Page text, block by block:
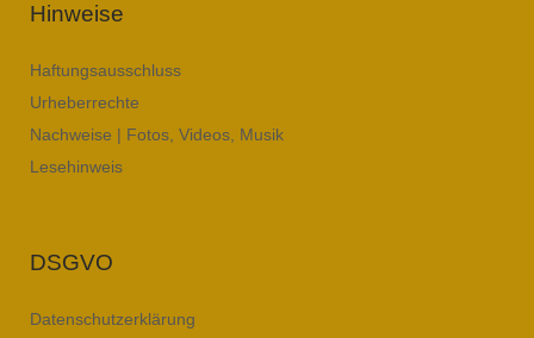
Hinweise
Haftungsausschluss
Urheberrechte
Nachweise | Fotos, Videos, Musik
Lesehinweis
DSGVO
Datenschutzerklärung